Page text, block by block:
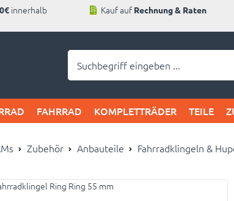
innerhalb
Kauf aufRechnung & Raten
FAHRRAD KOMPLETTRÄDER TEILE
Zubehör Anbauteile Fahrradklingeln &